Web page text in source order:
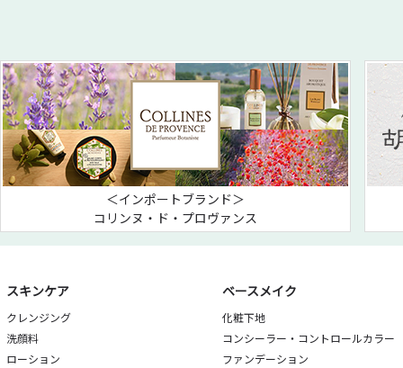
＜インポートブランド＞
コリンヌ・ド・プロヴァンス
スキンケア
クレンジング
洗顔料
ローション
ベースメイク
化粧下地
コンシーラー・コントロールカラー
ファンデーション